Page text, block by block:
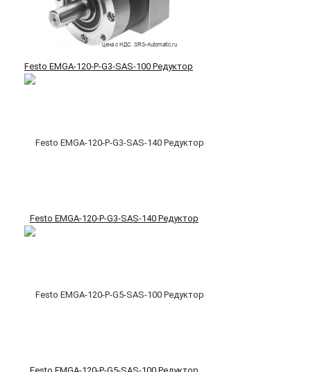
Festo EMGA-120-P-G3-SAS-100 Редуктор
Festo EMGA-120-P-G3-SAS-140 Редуктор